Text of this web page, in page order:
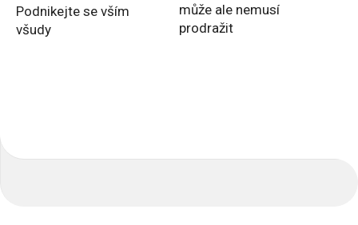
Podnikejte se vším
všudy
může ale nemusí
prodražit